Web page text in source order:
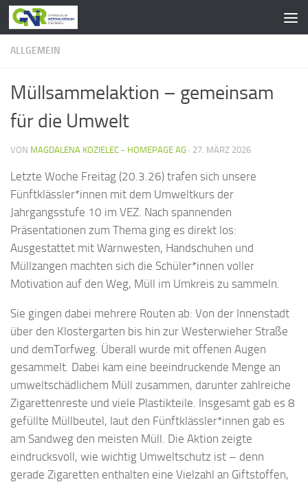
Zum Inhalt springen
ALLGEMEIN
Müllsammelaktion – gemeinsam
für die Umwelt
VON MAGDALENA KOZIELEC - HOMEPAGE AG · 27. MÄRZ 2026
Letzte Woche Freitag (20.3.26) trafen sich unsere
Fünftklässler*innen mit dem Umweltkurs der
Jahrgangsstufe 10 im VEZ. Nach spannenden
Präsentationen zum Thema ging es direkt los:
Ausgestattet mit Warnwesten, Handschuhen und
Müllzangen machten sich die Schüler*innen voller
Motivation auf den Weg, Müll im Umkreis zu sammeln.
Sie gingen dabei mehrere Routen ab: Von der Innenstadt
über den Klostergarten bis hin zur Westerwieher Straße
und demTorfweg. Überall wurde mit offenen Augen
gesammelt. Dabei kam eine beeindruckende Menge an
umweltschädlichem Müll zusammen, darunter zahlreiche
Zigarettenreste und viele Plastikteile. Insgesamt gab es 8
gefüllte Müllbeutel, laut den Fünftklässler*innen gab es
am Sandweg den meisten Müll. Die Aktion zeigte
eindrucksvoll, wie wichtig Umweltschutz ist – denn
gerade Zigaretten enthalten eine Vielzahl an Giftstoffen,